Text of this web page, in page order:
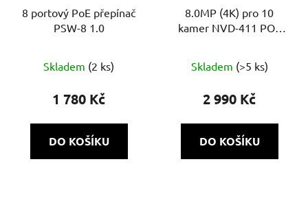
8 portový PoE přepínač
PSW-8 1.0
Skladem (2 ks)
1 780 Kč
DO KOŠÍKU
8.0MP (4K) pro 10
kamer NVD-411 POE
hodnocení
produktu
5,0
z
Skladem (>5 ks)
2 990 Kč
DO KOŠÍKU